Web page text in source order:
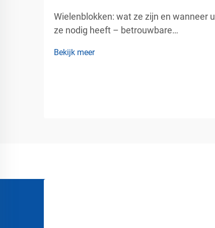
Wielenblokken: wat ze zijn en wanneer u
ze nodig heeft – betrouwbare
commerciële veiligheid.
Bekijk meer